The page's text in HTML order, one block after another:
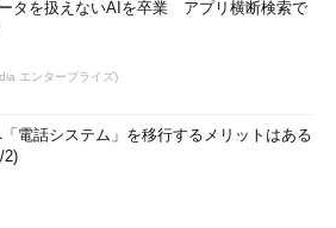
タを扱えないAIを卒業 アプリ横断検索で
エンタープライズ)
電話システム」を移行するメリットはある
2)